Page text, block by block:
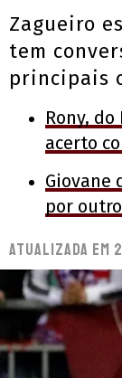
Zagueiro
tem
principais
Rony,
acerto
Giovane
por
Atualizada em